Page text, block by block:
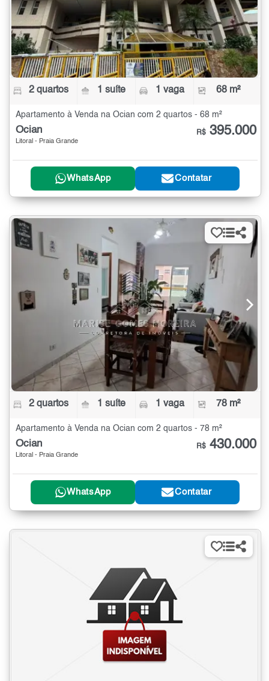
2 quartos 1 suíte 1 vaga 68 m²
Apartamento à Venda na Ocian com 2 quartos - 68 m²
Ocian
Litoral - Praia Grande
R$ 395.000
WhatsApp Contatar
2 quartos 1 suíte 1 vaga 78 m²
Apartamento à Venda na Ocian com 2 quartos - 78 m²
Ocian
Litoral - Praia Grande
R$ 430.000
WhatsApp Contatar